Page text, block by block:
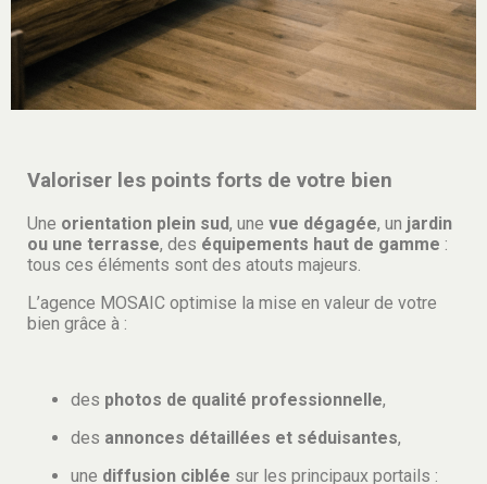
Valoriser les points forts de votre bien
Une orientation plein sud, une vue dégagée, un jardin
ou une terrasse, des équipements haut de gamme :
tous ces éléments sont des atouts majeurs.
L’agence MOSAIC optimise la mise en valeur de votre
bien grâce à :
des photos de qualité professionnelle,
des annonces détaillées et séduisantes,
une diffusion ciblée sur les principaux portails :